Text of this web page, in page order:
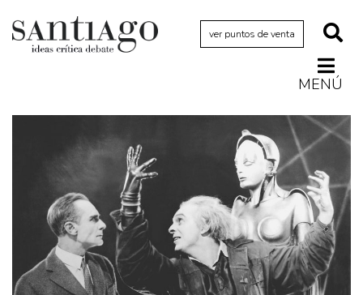
ver puntos de venta
MENÚ
Archivo Cenfoto-UDP
Arquetipos de situación
Artes visuales
Ciencia
Cine y televisión
Ciudad